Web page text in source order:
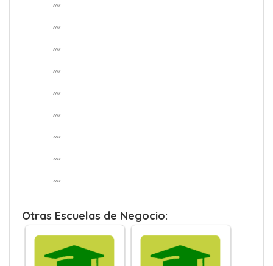
“”
“”
“”
“”
“”
“”
“”
“”
“”
Otras Escuelas de Negocio: